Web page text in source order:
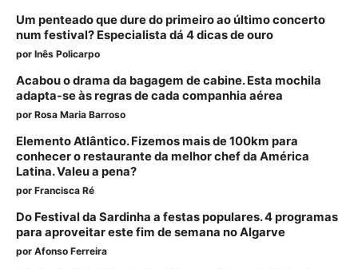
Um penteado que dure do primeiro ao último concerto
num festival? Especialista dá 4 dicas de ouro
por Inês Policarpo
Acabou o drama da bagagem de cabine. Esta mochila
adapta-se às regras de cada companhia aérea
por Rosa Maria Barroso
Elemento Atlântico. Fizemos mais de 100km para
conhecer o restaurante da melhor chef da América
Latina. Valeu a pena?
por Francisca Ré
Do Festival da Sardinha a festas populares. 4 programas
para aproveitar este fim de semana no Algarve
por Afonso Ferreira